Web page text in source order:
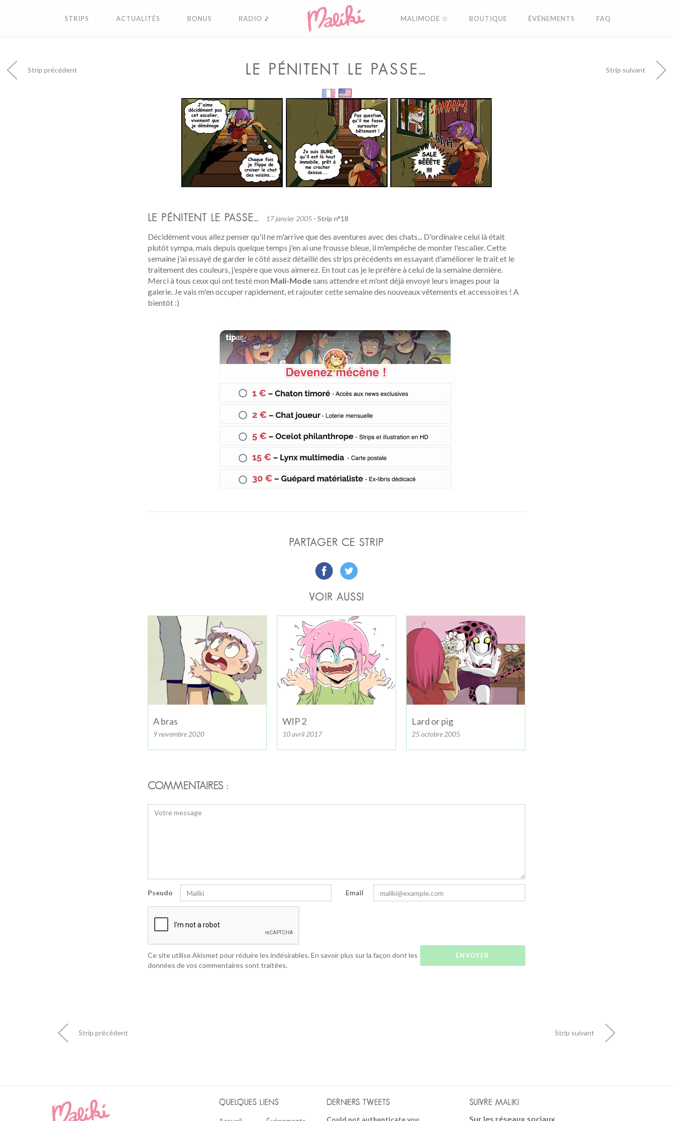
STRIPS ACTUALITÉS BONUS RADIO ♪ MALIMODE ✩ BOUTIQUE ÉVÉNEMENTS FAQ
Strip précédent LE PÉNITENT LE PASSE… Strip suivant
LE PÉNITENT LE PASSE… 17 janvier 2005 - Strip n°18
Décidément vous allez penser qu'il ne m'arrive que des aventures avec des chats... D'ordinaire celui là était
plutôt sympa, mais depuis quelque temps j'en ai une frousse bleue, il m'empêche de monter l'escalier. Cette
semaine j'ai essayé de garder le côté assez détaillé des strips précédents en essayant d'améliorer le trait et le
traitement des couleurs, j'espère que vous aimerez. En tout cas je le préfère à celui de la semaine dernière.
Merci à tous ceux qui ont testé mon Mali-Modesans attendre et m'ont déjà envoyé leurs images pour la
galerie. Je vais m'en occuper rapidement, et rajouter cette semaine des nouveaux vêtements et accessoires ! A
bientôt :)
PARTAGER CE STRIP
VOIR AUSSI
A bras
9 novembre 2020
WIP 2
10 avril 2017
Lard or pig
25 octobre 2005
COMMENTAIRES :
Pseudo Email
Ce site utilise Akismet pour réduire les indésirables.En savoir plus sur la façon dont les
données de vos commentaires sont traitées.
Strip précédent Strip suivant
QUELQUES LIENS DERNIERS TWEETS SUIVRE MALIKI
Sur les réseaux sociaux